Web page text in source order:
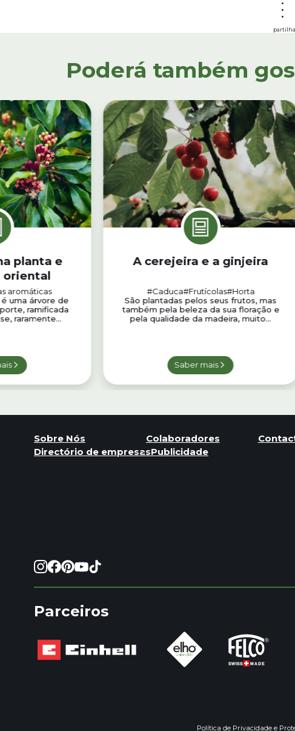
partilha
Poderá também
planta e
oriental
aromáticas
uma árvore de
ramificada
raramente...
A cerejeira e a ginjeira
#Caduca#Frutícolas#Horta
São plantadas pelos seus frutos, mas
também pela beleza da sua floração e
pela qualidade da madeira, muito...
Saber mais
Sobre Nós Colaboradores
Directório de empresasPublicidade
Parceiros
Política de Privacidade e